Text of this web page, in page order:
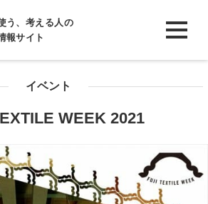
う、考える人の
報サイト
イベント
WEEK 2021